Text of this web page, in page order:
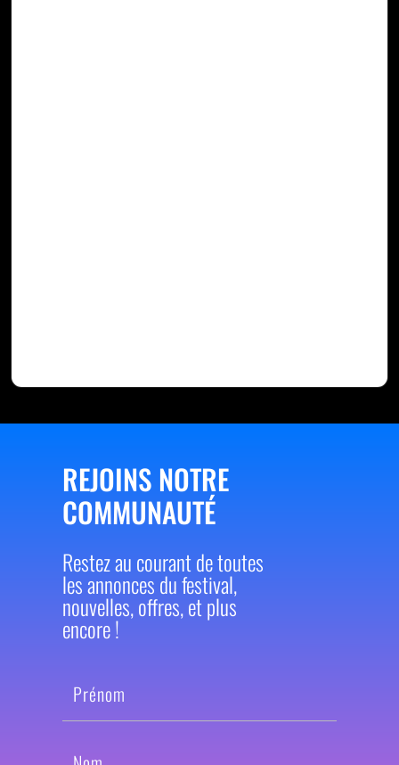
REJOINS NOTRE
COMMUNAUTÉ
Restez au courant de toutes
les annonces du festival,
nouvelles, offres, et plus
encore !